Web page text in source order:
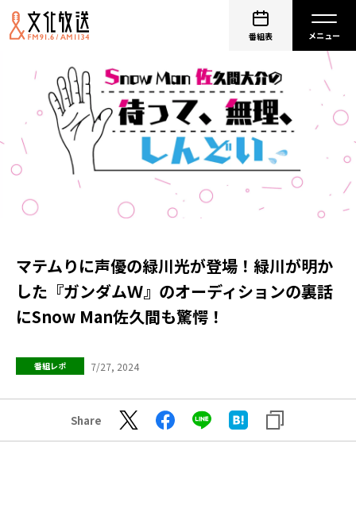
番組表
マテムりに声優の緑川光が登場！緑川が明か
した『ガンダムＷ』のオーディションの裏話
にSnow Man佐久間も驚愕！
番組レポ 7/27, 2024
Share